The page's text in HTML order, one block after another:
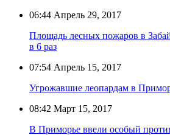
06:44 Апрель 29, 2017
Площадь лесных пожаров в
в 6 раз
07:54 Апрель 15, 2017
Угрожавшие леопардам в
08:42 Март 15, 2017
В Приморье ввели особый